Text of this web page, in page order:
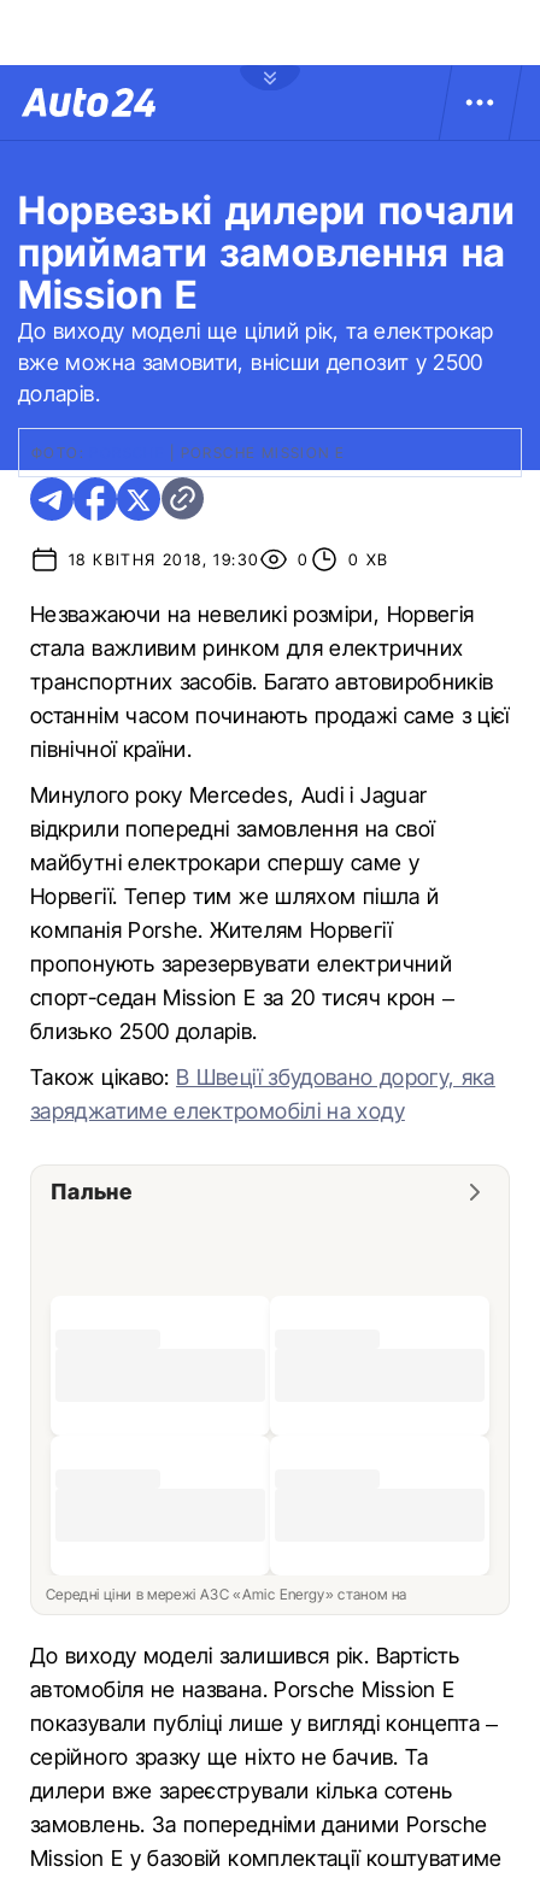
Норвезькі дилери почали
приймати замовлення на
Mission E
До виходу моделі ще цілий рік, та електрокар
вже можна замовити, внісши депозит у 2500
доларів.
ФОТО: PORSCHE MISSION E
18 КВІТНЯ 2018, 19:30 0 0 ХВ
Незважаючи на невеликі розміри, Норвегія
стала важливим ринком для електричних
транспортних засобів. Багато автовиробників
останнім часом починають продажі саме з цієї
північної країни.
Минулого року Mercedes, Audi і Jaguar
відкрили попередні замовлення на свої
майбутні електрокари спершу саме у
Норвегії. Тепер тим же шляхом пішла й
компанія Porshe. Жителям Норвегії
пропонують зарезервувати електричний
спорт-седан Mission E за 20 тисяч крон –
близько 2500 доларів.
Також цікаво: В Швеції збудовано дорогу, яка
заряджатиме електромобілі на ходу
Пальне
Середні ціни в мережі АЗС «Amic Energy» станом на
До виходу моделі залишився рік. Вартість
автомобіля не названа. Porsche Mission E
показували публіці лише у вигляді концепта –
серійного зразку ще ніхто не бачив. Та
дилери вже зареєстрували кілька сотень
замовлень. За попередніми даними Porsche
Mission E у базовій комплектації коштуватиме